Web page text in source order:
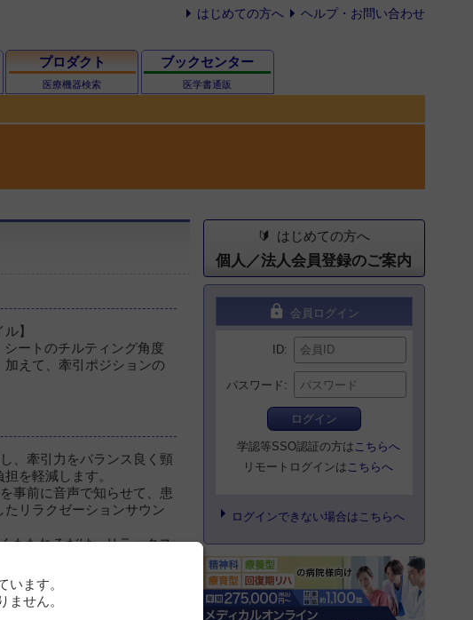
はじめての方へ ヘルプ・お問い合わせ
プロダクト
医療機器検索
ブックセンター
医学書通販
】
ートのチルティング角度
えて、牽引ポジションの
、牽引力をバランス良く頸
を軽減します。
事前に音声で知らせて、患
リラクゼーションサウン
もたれるだけ。リラックス
小さく、患者さんの不安感
に治療を受けられます。
はじめての方へ
個人／法人会員登録のご案内
lock 会員ログイン
ID
パスワード
ログイン
学認等SSO認証の方は こちらへ
リモートログインは こちらへ
ログインできない場合はこちらへ
います。
せん。